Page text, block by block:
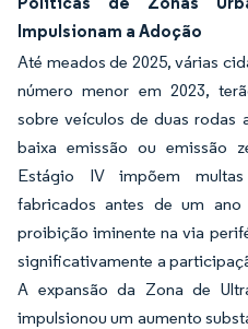
Impulsionam a Adoção
Até meados de 2025, várias
número menor em 2023,
sobre veículos de duas rodas
baixa emissão ou emissão
Estágio IV impõem
fabricados antes de um
proibição iminente na via
significativamente a
A expansão da Zona de
impulsionou um aumento